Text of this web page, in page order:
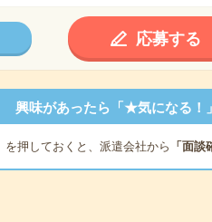
応募する
興味があったら「★気になる！
を押しておくと、派遣会社から 「面談